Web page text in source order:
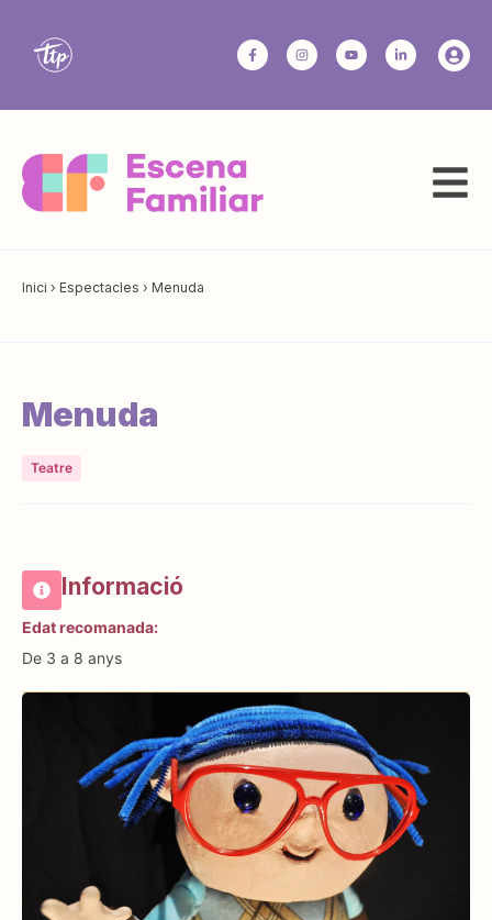
Inici › Espectacles › Menuda
Menuda
Teatre
Informació
Edat recomanada:
De 3 a 8 anys